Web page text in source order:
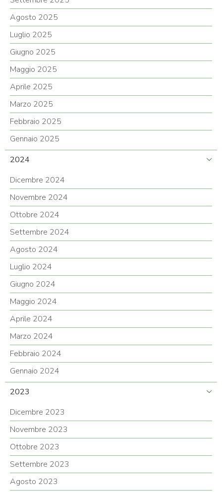
Agosto 2025
Luglio 2025
Giugno 2025
Maggio 2025
Aprile 2025
Marzo 2025
Febbraio 2025
Gennaio 2025
2024
Dicembre 2024
Novembre 2024
Ottobre 2024
Settembre 2024
Agosto 2024
Luglio 2024
Giugno 2024
Maggio 2024
Aprile 2024
Marzo 2024
Febbraio 2024
Gennaio 2024
2023
Dicembre 2023
Novembre 2023
Ottobre 2023
Settembre 2023
Agosto 2023